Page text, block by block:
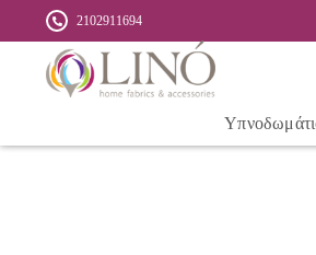
2102911694